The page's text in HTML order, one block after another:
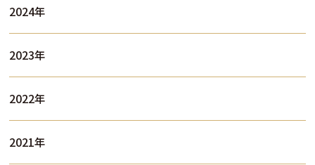
2024年
2023年
2022年
2021年